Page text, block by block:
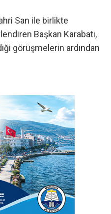
San ile birlikte
Başkan Karabatı,
görüşmelerin ardından